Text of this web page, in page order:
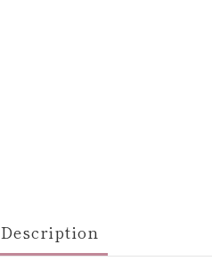
Description